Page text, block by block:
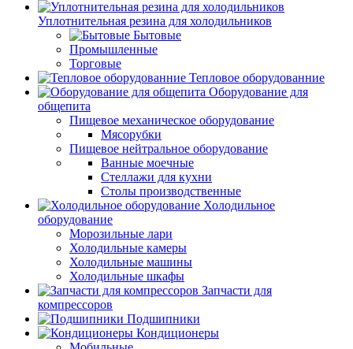
Уплотнительная резина для холодильников
Бытовые
Промышленные
Торговые
Тепловое оборудованние
Оборудование для
общепита
Пищевое механическое оборудование
Мясорубки
Пищевое нейтральное оборудование
Ванные моечные
Стеллажи для кухни
Столы производственные
Холодильное
оборудование
Морозильные лари
Холодильные камеры
Холодильные машины
Холодильные шкафы
Запчасти для
компрессоров
Подшипники
Кондиционеры